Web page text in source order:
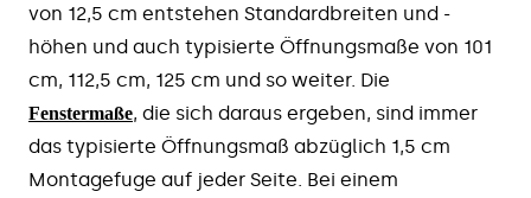
von 12,5 cm entstehen Standardbreiten und -
höhen und auch typisierte Öffnungsmaße von 101
cm, 112,5 cm, 125 cm und so weiter. Die
Fenstermaße, die sich daraus ergeben, sind immer
das typisierte Öffnungsmaß abzüglich 1,5 cm
Montagefuge auf jeder Seite. Bei einem